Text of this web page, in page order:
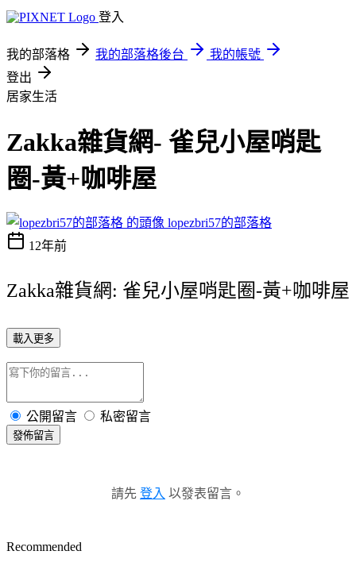
登入
我的部落格 我的部落格後台
我的帳號
登出
居家生活
Zakka雜貨網- 雀兒小屋哨匙
圈-黃+咖啡屋
lopezbri57的部落格
12年前
Zakka雜貨網: 雀兒小屋哨匙圈-黃+咖啡屋
載入更多
公開留言 私密留言
發佈留言
請先 登入 以發表留言。
Recommended